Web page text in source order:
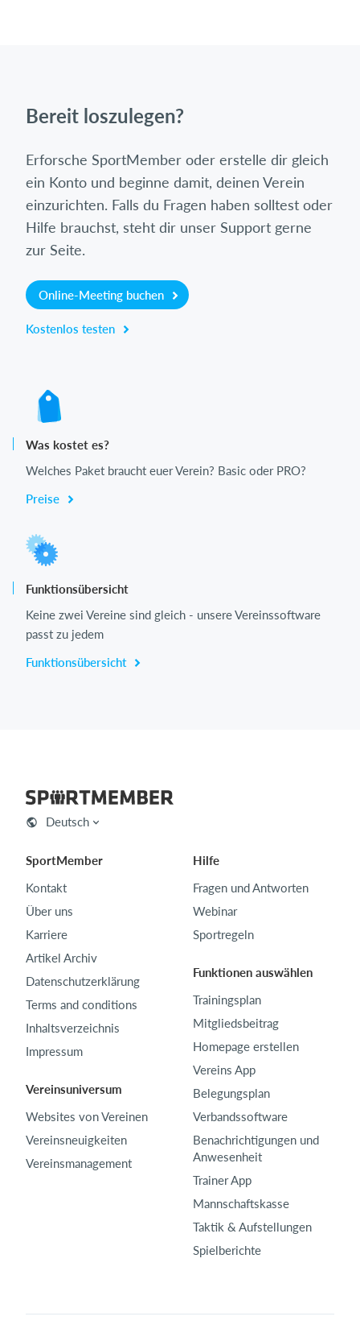
Bereit loszulegen?
Erforsche SportMember oder erstelle dir gleich
ein Konto und beginne damit, deinen Verein
einzurichten. Falls du Fragen haben solltest oder
Hilfe brauchst, steht dir unser Support gerne
zur Seite.
Online-Meeting buchen
Kostenlos testen
Was kostet es?
Welches Paket braucht euer Verein? Basic oder PRO?
Preise
Funktionsübersicht
Keine zwei Vereine sind gleich - unsere Vereinssoftware
passt zu jedem
Funktionsübersicht
Deutsch
SportMember
Kontakt
Über uns
Karriere
Artikel Archiv
Datenschutzerklärung
Terms and conditions
Inhaltsverzeichnis
Impressum
Vereinsuniversum
Websites von Vereinen
Vereinsneuigkeiten
Vereinsmanagement
Hilfe
Fragen und Antworten
Webinar
Sportregeln
Funktionen auswählen
Trainingsplan
Mitgliedsbeitrag
Homepage erstellen
Vereins App
Belegungsplan
Verbandssoftware
Benachrichtigungen und
Anwesenheit
Trainer App
Mannschaftskasse
Taktik & Aufstellungen
Spielberichte